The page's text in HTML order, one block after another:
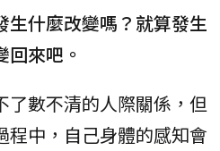
生什麼改變嗎？就算發生
來吧。
了數不清的人際關係，但
程中，自己身體的感知會